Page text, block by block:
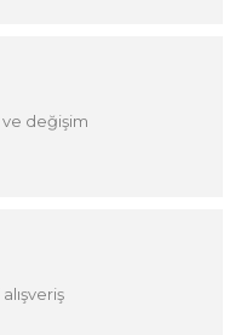
değişim